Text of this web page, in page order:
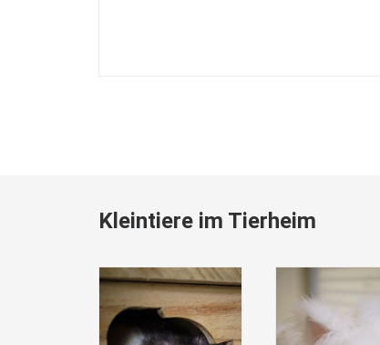
Kleintiere im Tierheim